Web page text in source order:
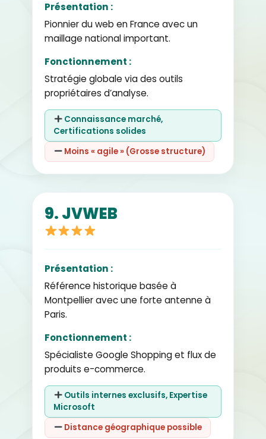
Présentation :
Pionnier du web en France avec un
maillage national important.
Fonctionnement :
Stratégie globale via des outils
propriétaires d’analyse.
Connaissance marché,
Certifications solides
Moins « agile » (Grosse structure)
9. JVWEB
Présentation :
Référence historique basée à
Montpellier avec une forte antenne à
Paris.
Fonctionnement :
Spécialiste Google Shopping et flux de
produits e-commerce.
Outils internes exclusifs, Expertise
Microsoft
Distance géographique possible